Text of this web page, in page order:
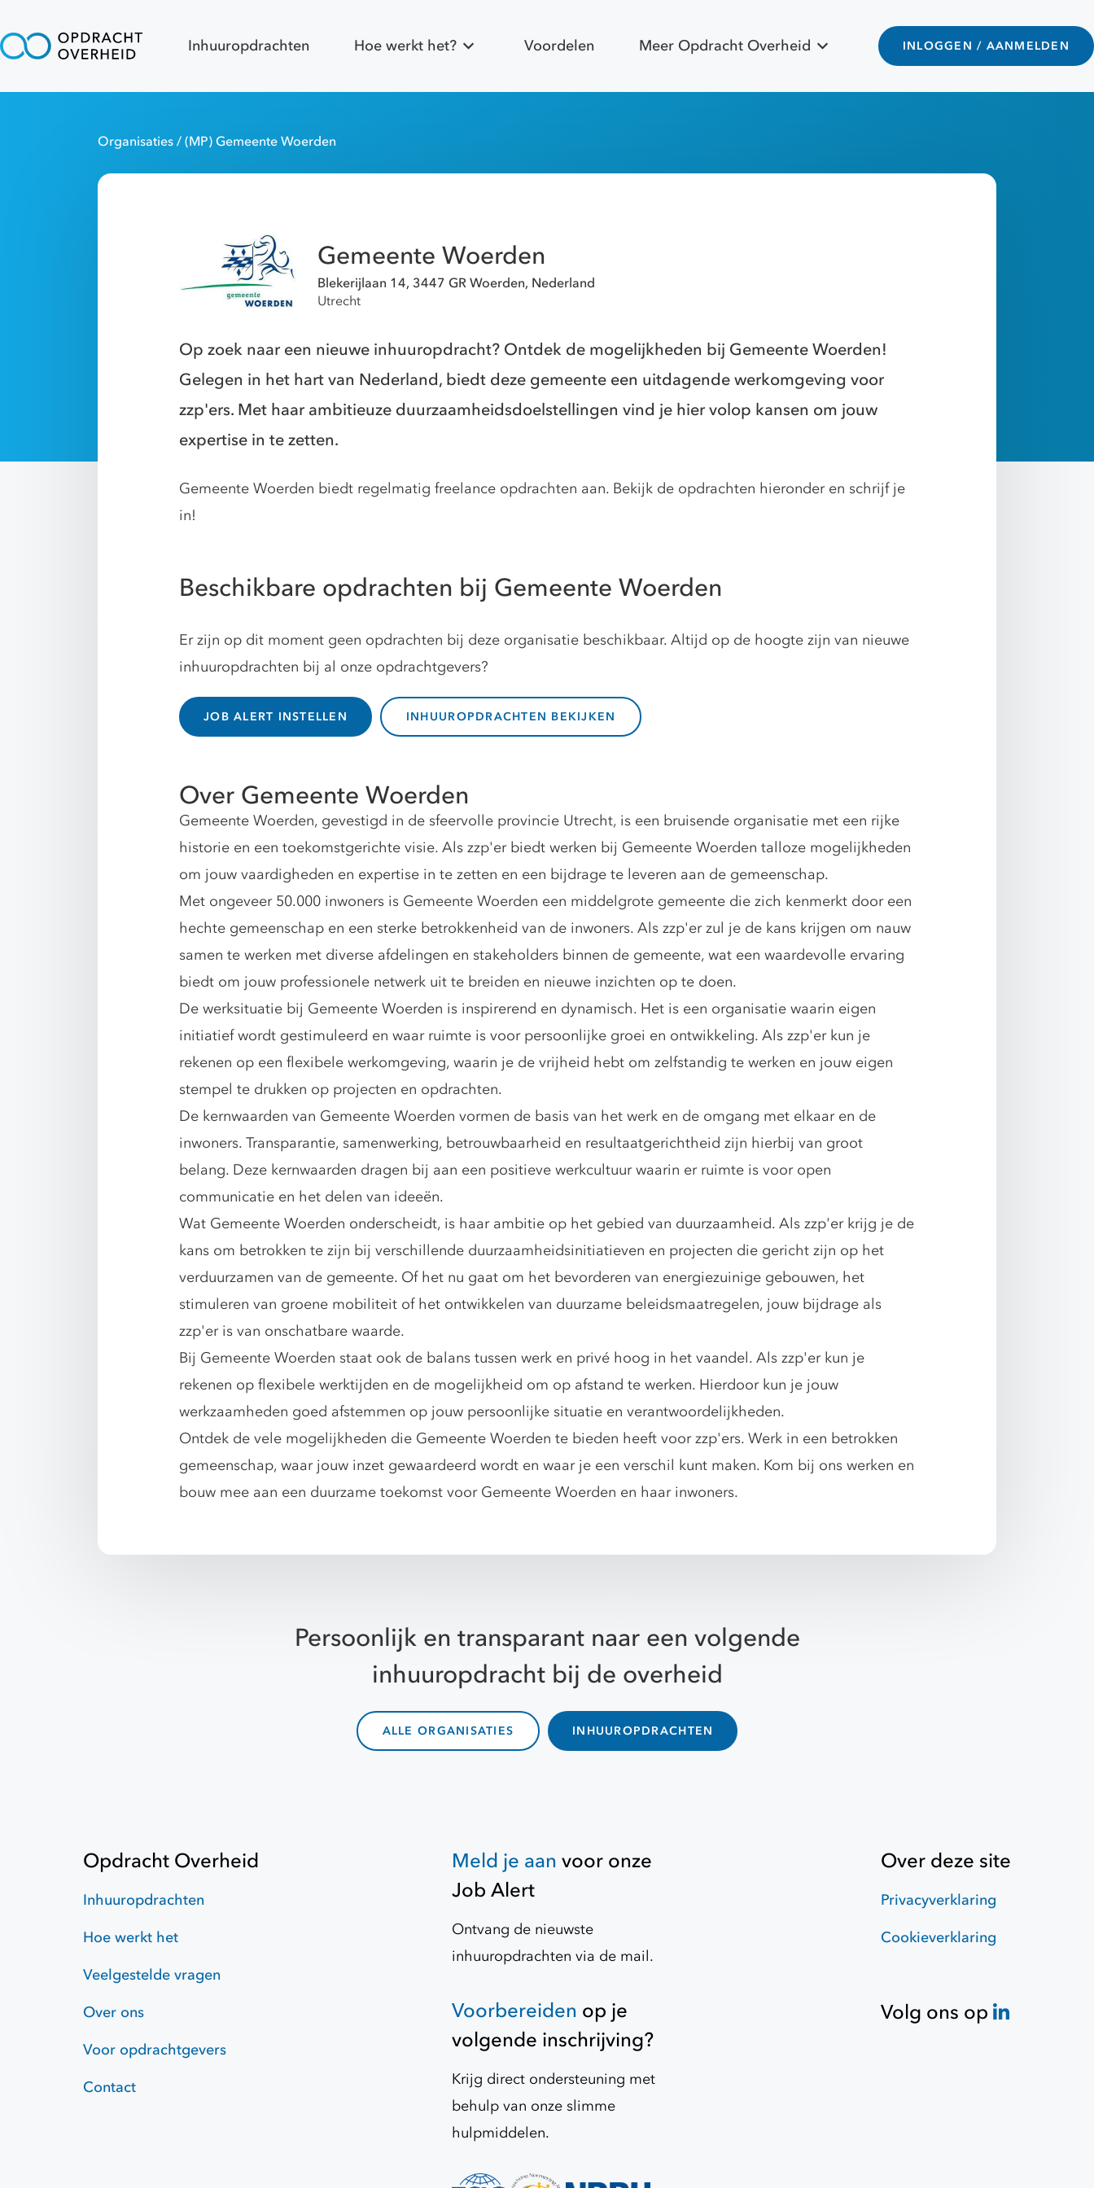
Inhuuropdrachten Hoe werkt het? Voordelen Meer Opdracht Overheid INLOGGEN / AANMELDEN
Organisaties/ (MP) Gemeente Woerden
Gemeente Woerden
Blekerijlaan 14, 3447 GR Woerden, Nederland
Utrecht
Op zoek naar een nieuwe inhuuropdracht? Ontdek de mogelijkheden bij Gemeente Woerden!
Gelegen in het hart van Nederland, biedt deze gemeente een uitdagende werkomgeving voor
zzp'ers. Met haar ambitieuze duurzaamheidsdoelstellingen vind je hier volop kansen om jouw
expertise in te zetten.
Gemeente Woerden biedt regelmatig freelance opdrachten aan. Bekijk de opdrachten hieronder en schrijf je
in!
Beschikbare opdrachten bij Gemeente Woerden
Er zijn op dit moment geen opdrachten bij deze organisatie beschikbaar. Altijd op de hoogte zijn van nieuwe
inhuuropdrachten bij al onze opdrachtgevers?
JOB ALERT INSTELLEN INHUUROPDRACHTEN BEKIJKEN
Over Gemeente Woerden
Gemeente Woerden, gevestigd in de sfeervolle provincie Utrecht, is een bruisende organisatie met een rijke
historie en een toekomstgerichte visie. Als zzp'er biedt werken bij Gemeente Woerden talloze mogelijkheden
om jouw vaardigheden en expertise in te zetten en een bijdrage te leveren aan de gemeenschap.
Met ongeveer 50.000 inwoners is Gemeente Woerden een middelgrote gemeente die zich kenmerkt door een
hechte gemeenschap en een sterke betrokkenheid van de inwoners. Als zzp'er zul je de kans krijgen om nauw
samen te werken met diverse afdelingen en stakeholders binnen de gemeente, wat een waardevolle ervaring
biedt om jouw professionele netwerk uit te breiden en nieuwe inzichten op te doen.
De werksituatie bij Gemeente Woerden is inspirerend en dynamisch. Het is een organisatie waarin eigen
initiatief wordt gestimuleerd en waar ruimte is voor persoonlijke groei en ontwikkeling. Als zzp'er kun je
rekenen op een flexibele werkomgeving, waarin je de vrijheid hebt om zelfstandig te werken en jouw eigen
stempel te drukken op projecten en opdrachten.
De kernwaarden van Gemeente Woerden vormen de basis van het werk en de omgang met elkaar en de
inwoners. Transparantie, samenwerking, betrouwbaarheid en resultaatgerichtheid zijn hierbij van groot
belang. Deze kernwaarden dragen bij aan een positieve werkcultuur waarin er ruimte is voor open
communicatie en het delen van ideeën.
Wat Gemeente Woerden onderscheidt, is haar ambitie op het gebied van duurzaamheid. Als zzp'er krijg je de
kans om betrokken te zijn bij verschillende duurzaamheidsinitiatieven en projecten die gericht zijn op het
verduurzamen van de gemeente. Of het nu gaat om het bevorderen van energiezuinige gebouwen, het
stimuleren van groene mobiliteit of het ontwikkelen van duurzame beleidsmaatregelen, jouw bijdrage als
zzp'er is van onschatbare waarde.
Bij Gemeente Woerden staat ook de balans tussen werk en privé hoog in het vaandel. Als zzp'er kun je
rekenen op flexibele werktijden en de mogelijkheid om op afstand te werken. Hierdoor kun je jouw
werkzaamheden goed afstemmen op jouw persoonlijke situatie en verantwoordelijkheden.
Ontdek de vele mogelijkheden die Gemeente Woerden te bieden heeft voor zzp'ers. Werk in een betrokken
gemeenschap, waar jouw inzet gewaardeerd wordt en waar je een verschil kunt maken. Kom bij ons werken en
bouw mee aan een duurzame toekomst voor Gemeente Woerden en haar inwoners.
Persoonlijk en transparant naar een volgende
inhuuropdracht bij de overheid
ALLE ORGANISATIES INHUUROPDRACHTEN
Opdracht Overheid
Inhuuropdrachten
Hoe werkt het
Veelgestelde vragen
Over ons
Voor opdrachtgevers
Contact
Meld je aan voor onze
Job Alert
Ontvang de nieuwste
inhuuropdrachten via de mail.
Voorbereiden op je
volgende inschrijving?
Krijg direct ondersteuning met
behulp van onze slimme
hulpmiddelen.
Over deze site
Privacyverklaring
Cookieverklaring
Volg ons op